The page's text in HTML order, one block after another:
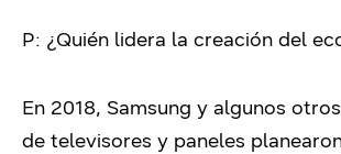
P: ¿Quién lidera la creación del
En 2018, Samsung y algunos
de televisores y paneles